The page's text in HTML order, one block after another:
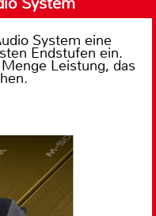
System eine
Endstufen ein.
Leistung, das